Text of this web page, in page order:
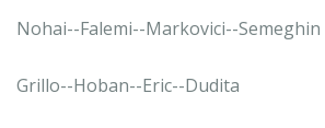
Nohai--Falemi--Markovici--Semeghin
Grillo--Hoban--Eric--Dudita